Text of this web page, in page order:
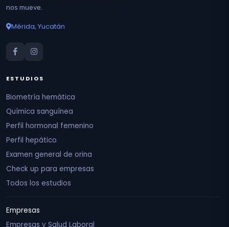
nos mueve.
Mérida, Yucatán
ESTUDIOS
Biometría hemática
Química sanguínea
Perfil hormonal femenino
Perfil hepático
Examen general de orina
Check up para empresas
Todos los estudios
Empresas
Empresas y Salud Laboral